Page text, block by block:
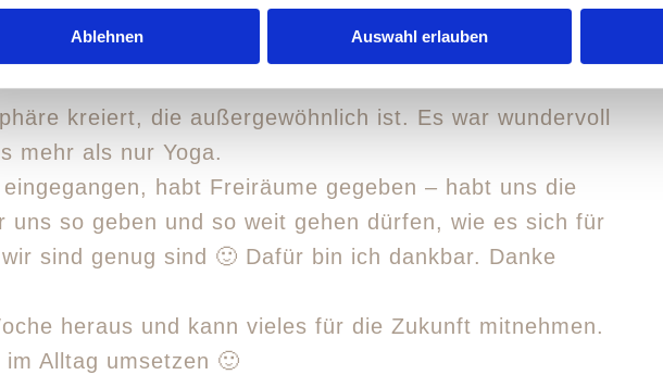
Ablehnen Auswahl erlauben
könnte.
war, das weiß ich spätestens seit dem letzten
kreiert, die außergewöhnlich ist. Es war wundervoll
mehr als nur Yoga.
habt Freiräume gegeben – habt uns die
uns so geben und so weit gehen dürfen, wie es sich für
sind genug sind 🙂 Dafür bin ich dankbar. Danke
heraus und kann vieles für die Zukunft mitnehmen.
Alltag umsetzen 🙂